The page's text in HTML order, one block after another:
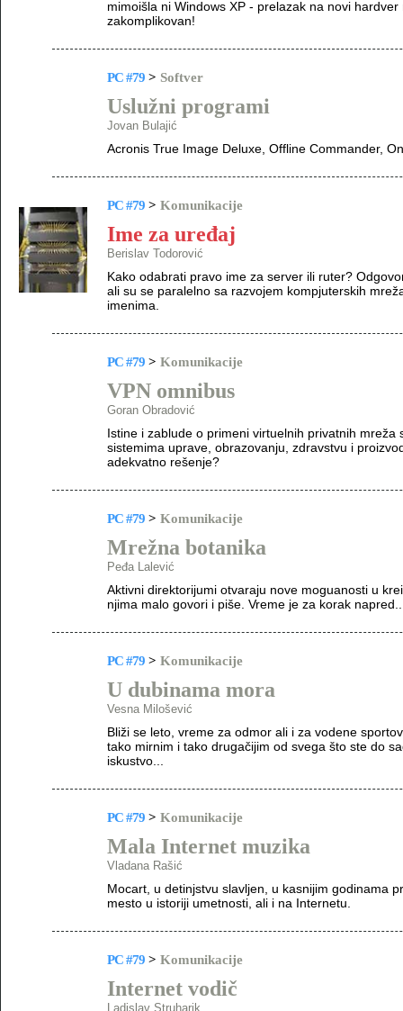
mimoišla ni Windows XP - prelazak na novi
zakomplikovan!
PC #79 > Softver
Uslužni programi
Jovan Bulajić
Acronis True Image Deluxe, Offline Commander,
PC #79 > Komunikacije
Ime za uređaj
Berislav Todorović
Kako odabrati pravo ime za server ili ruter?
ali su se paralelno sa razvojem kompjuterskih
imenima.
PC #79 > Komunikacije
VPN omnibus
Goran Obradović
Istine i zablude o primeni virtuelnih privatnih
sistemima uprave, obrazovanju, zdravstvu i
adekvatno rešenje?
PC #79 > Komunikacije
Mrežna botanika
Peđa Lalević
Aktivni direktorijumi otvaraju nove moguanosti u
njima malo govori i piše. Vreme je za korak
PC #79 > Komunikacije
U dubinama mora
Vesna Milošević
Bliži se leto, vreme za odmor ali i za vodene
tako mirnim i tako drugačijim od svega što ste do
iskustvo...
PC #79 > Komunikacije
Mala Internet muzika
Vladana Rašić
Mocart, u detinjstvu slavljen, u kasnijim godinama
mesto u istoriji umetnosti, ali i na Internetu.
PC #79 > Komunikacije
Internet vodič
Ladislav Struharik